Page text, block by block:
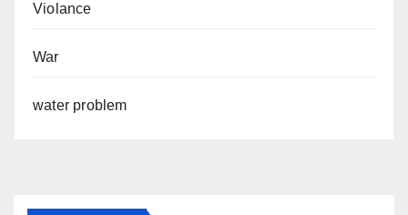
Violance
War
water problem